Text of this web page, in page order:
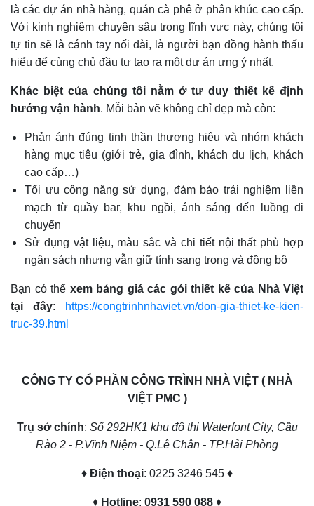
là các dự án nhà hàng, quán cà phê ở phân khúc cao cấp.
Với kinh nghiệm chuyên sâu trong lĩnh vực này, chúng tôi
tự tin sẽ là cánh tay nối dài, là người bạn đồng hành thấu
hiểu để cùng chủ đầu tư tạo ra một dự án ưng ý nhất.
Khác biệt của chúng tôi nằm ở tư duy thiết kế định
hướng vận hành. Mỗi bản vẽ không chỉ đẹp mà còn:
Phản ánh đúng tinh thần thương hiệu và nhóm khách
hàng mục tiêu (giới trẻ, gia đình, khách du lịch, khách
cao cấp…)
Tối ưu công năng sử dụng, đảm bảo trải nghiệm liền
mạch từ quầy bar, khu ngồi, ánh sáng đến luồng di
chuyển
Sử dụng vật liệu, màu sắc và chi tiết nội thất phù hợp
ngân sách nhưng vẫn giữ tính sang trọng và đồng bộ
Bạn có thể xem bảng giá các gói thiết kế của Nhà Việt
tại đây:
https://congtrinhnhaviet.vn/don-gia-thiet-ke-kien-
truc-39.html
CÔNG TY CỔ PHẦN CÔNG TRÌNH NHÀ VIỆT ( NHÀ
VIỆT PMC )
Trụ sở chính: Số 292HK1 khu đô thị Waterfont City, Cầu
Rào 2 - P.Vĩnh Niệm - Q.Lê Chân - TP.Hải Phòng
♦ Điện thoại: 0225 3246 545 ♦
♦ Hotline: 0931 590 088 ♦